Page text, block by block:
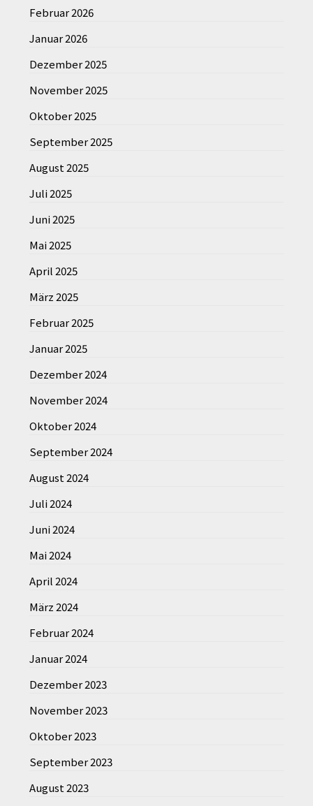
Februar 2026
Januar 2026
Dezember 2025
November 2025
Oktober 2025
September 2025
August 2025
Juli 2025
Juni 2025
Mai 2025
April 2025
März 2025
Februar 2025
Januar 2025
Dezember 2024
November 2024
Oktober 2024
September 2024
August 2024
Juli 2024
Juni 2024
Mai 2024
April 2024
März 2024
Februar 2024
Januar 2024
Dezember 2023
November 2023
Oktober 2023
September 2023
August 2023